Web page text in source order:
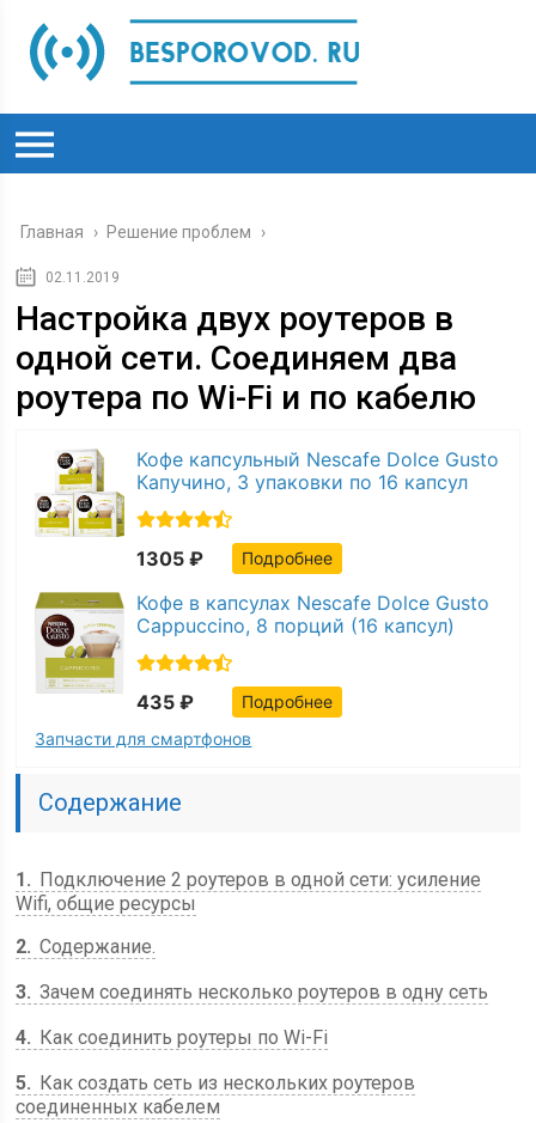
Главная › Решение проблем ›
02.11.2019
Настройка двух роутеров в
одной сети. Соединяем два
роутера по Wi-Fi и по кабелю
Кофе капсульный Nescafe Dolce Gusto
Капучино, 3 упаковки по 16 капсул
1305 ₽ Подробнее
Кофе в капсулах Nescafe Dolce Gusto
Cappuccino, 8 порций (16 капсул)
435 ₽
Подробнее
Запчасти для смартфонов
Содержание
1
Подключение 2 роутеров в одной сети: усиление
Wifi, общие ресурсы
2 Содержание.
3 Зачем соединять несколько роутеров в одну сеть
4
Как соединить роутеры по Wi-Fi
5
Как создать сеть из нескольких роутеров
соединенных кабелем